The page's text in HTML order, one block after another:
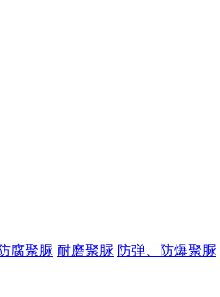
腐聚脲 耐磨聚脲 防弹、防爆聚脲